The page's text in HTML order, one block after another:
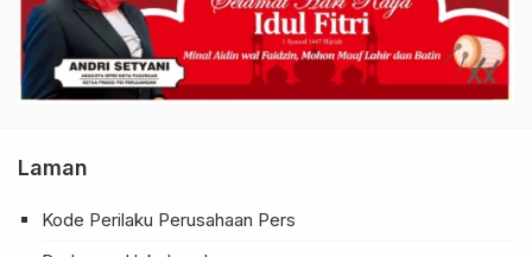
Laman
Kode Perilaku Perusahaan Pers